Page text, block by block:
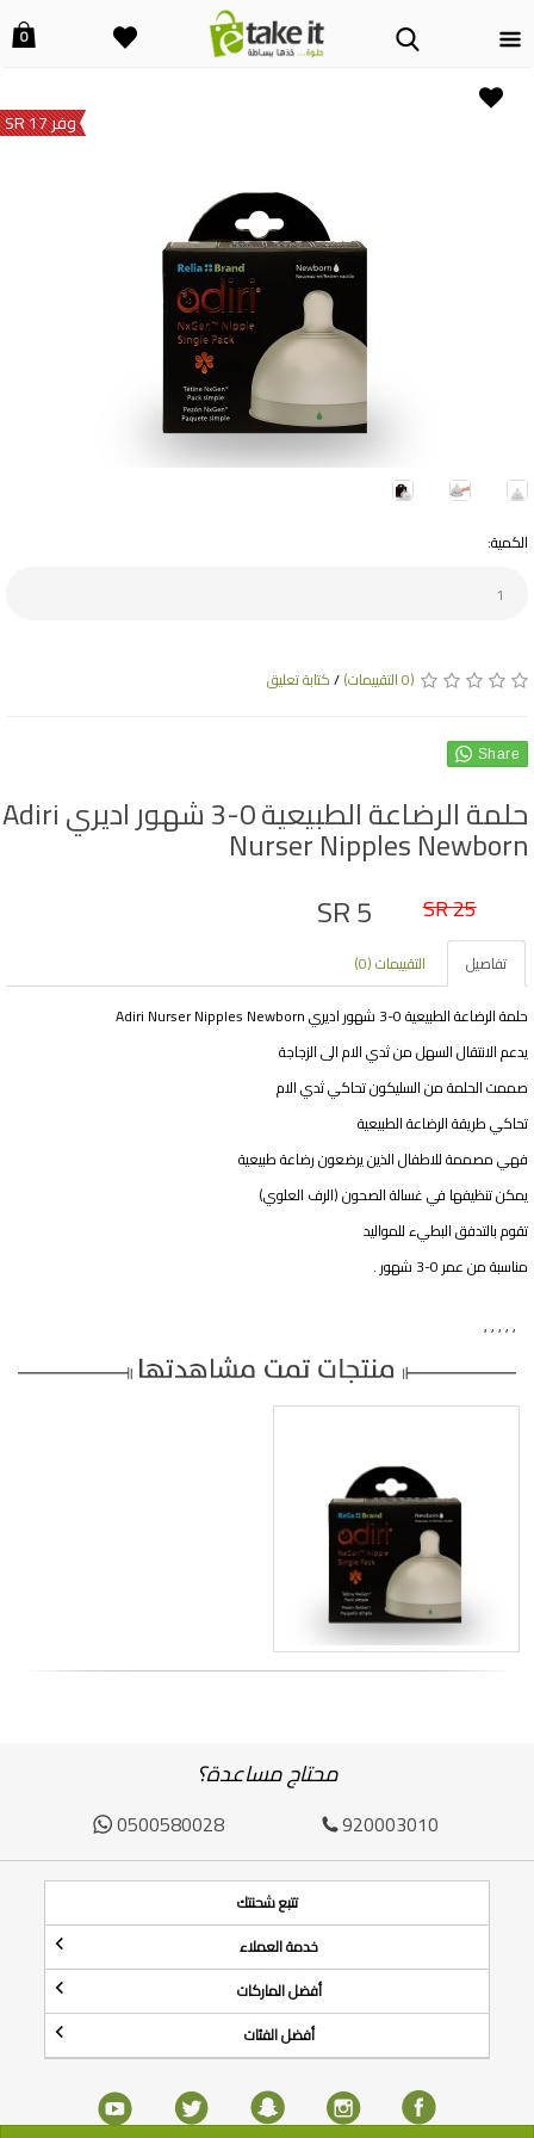
0
وفر 17 SR
الكمية:
(0 التقييمات) /كتابة تعليق
Share
حلمة الرضاعة الطبيعية 0-3 شهور اديري Adiri
Nurser Nipples Newborn
SR 25
SR 5
تفاصيل
التقييمات (0)
حلمة الرضاعة الطبيعية 0-3 شهور اديري Adiri Nurser Nipples Newborn
يدعم الانتقال السهل من ثدي الام الى الزجاجة
صممت الحلمة من السليكون تحاكي ثدي الام
تحاكي طريقة الرضاعة الطبيعية
فهي مصممة للاطفال الذين يرضعون رضاعة طبيعية
يمكن تنظيفها في غسالة الصحون (الرف العلوي)
تقوم بالتدفق البطيء للمواليد
مناسبة من عمر 0-3 شهور .
,
,
,
,
,
محتاج مساعدة؟
920003010
0500580028
تتبع شحنتك
خدمة العملاء
أفضل الماركات
أفضل الفئات